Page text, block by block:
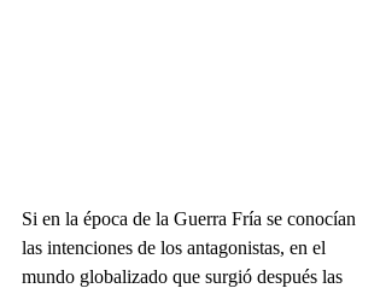
Si en la época de la Guerra Fría se conocían
las intenciones de los antagonistas, en el
mundo globalizado que surgió después las